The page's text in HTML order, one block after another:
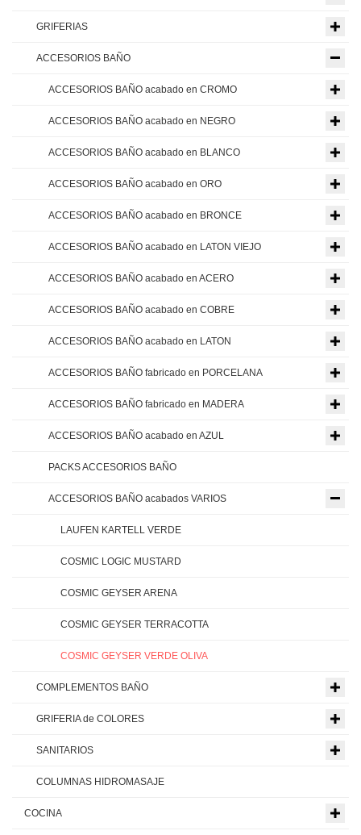
GRIFERIAS
ACCESORIOS BAÑO
ACCESORIOS BAÑO acabado en CROMO
ACCESORIOS BAÑO acabado en NEGRO
ACCESORIOS BAÑO acabado en BLANCO
ACCESORIOS BAÑO acabado en ORO
ACCESORIOS BAÑO acabado en BRONCE
ACCESORIOS BAÑO acabado en LATON VIEJO
ACCESORIOS BAÑO acabado en ACERO
ACCESORIOS BAÑO acabado en COBRE
ACCESORIOS BAÑO acabado en LATON
ACCESORIOS BAÑO fabricado en PORCELANA
ACCESORIOS BAÑO fabricado en MADERA
ACCESORIOS BAÑO acabado en AZUL
PACKS ACCESORIOS BAÑO
ACCESORIOS BAÑO acabados VARIOS
LAUFEN KARTELL VERDE
COSMIC LOGIC MUSTARD
COSMIC GEYSER ARENA
COSMIC GEYSER TERRACOTTA
COSMIC GEYSER VERDE OLIVA
COMPLEMENTOS BAÑO
GRIFERIA de COLORES
SANITARIOS
COLUMNAS HIDROMASAJE
COCINA